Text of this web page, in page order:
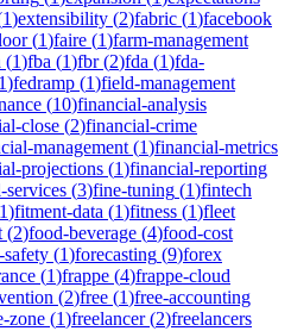
1)extensibility (2)fabric (1)facebook
(1)faire (1)farm-management
(1)fba (1)fbr(2)fda (1)fda-
1)fedramp (1)field-management
(10)financial-analysis
close (2)financial-crime
management (1)financial-metrics
projections (1)financial-reporting
services (3)fine-tuning (1)fintech
1)fitment-data (1)fitness (1)fleet
(2)food-beverage (4)food-cost
(1)forecasting (9)forex
(1)frappe (4)frappe-cloud
(2)free (1)free-accounting
zone (1)freelancer(2)freelancers